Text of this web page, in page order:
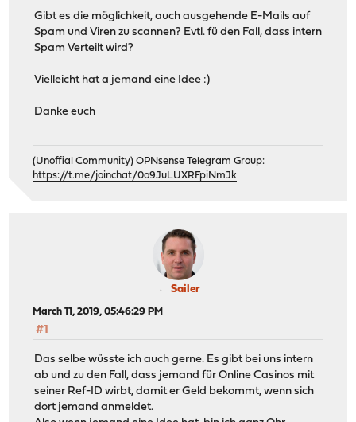
Gibt es die möglichkeit, auch ausgehende E-Mails auf
Spam und Viren zu scannen? Evtl. fü den Fall, dass intern
Spam Verteilt wird?
Vielleicht hat a jemand eine Idee :)
Danke euch
(Unoffial Community) OPNsense Telegram Group:
https://t.me/joinchat/0o9JuLUXRFpiNmJk
Sailer
March 11, 2019, 05:46:29 PM
#1
Das selbe wüsste ich auch gerne. Es gibt bei uns intern
ab und zu den Fall, dass jemand für Online Casinos mit
seiner Ref-ID wirbt, damit er Geld bekommt, wenn sich
dort jemand anmeldet.